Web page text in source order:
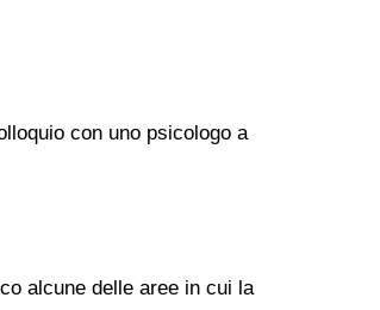
con uno psicologo a
alcune delle aree in cui la